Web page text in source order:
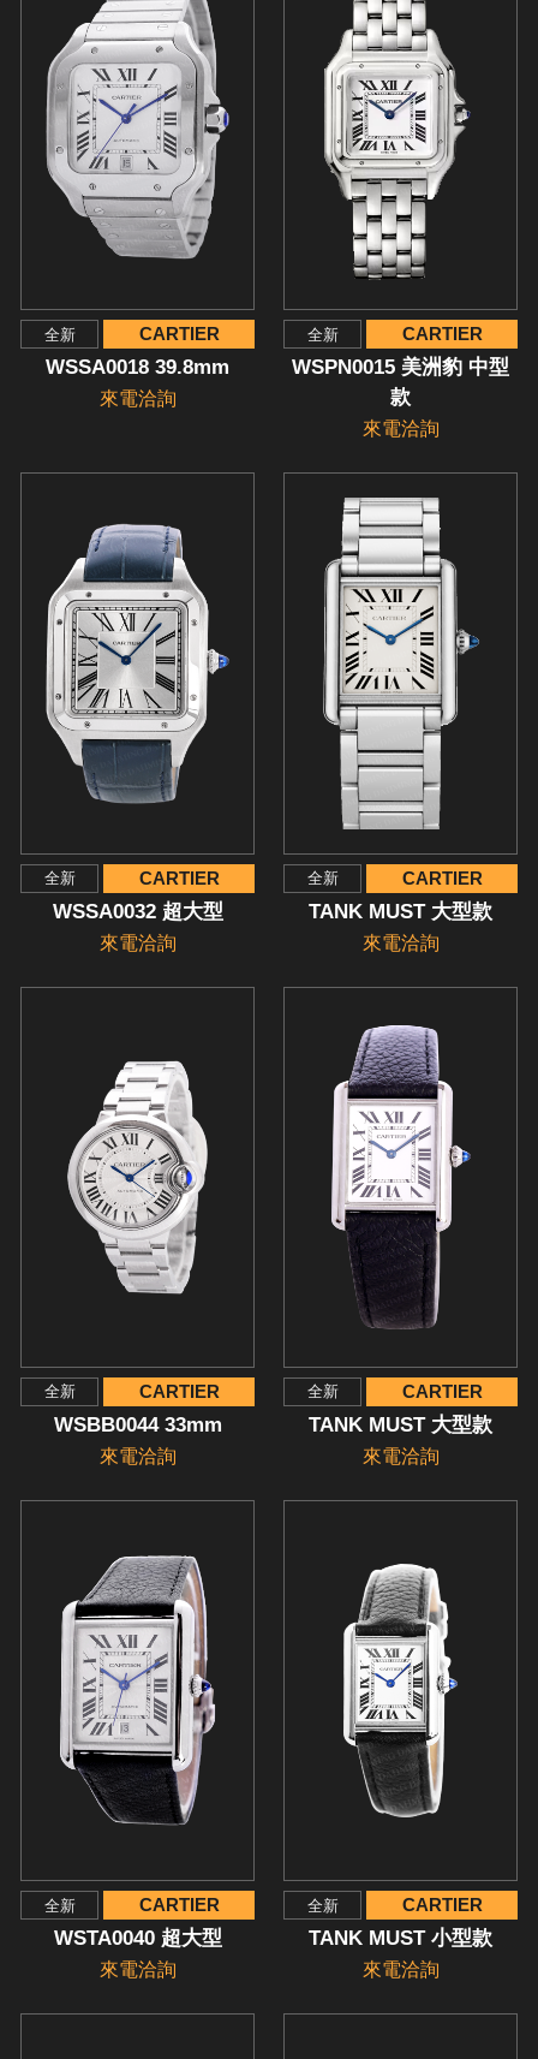
全新 CARTIER
WSSA0018 39.8mm
來電洽詢
全新 CARTIER
WSPN0015 美洲豹 中型
款
來電洽詢
全新 CARTIER
WSSA0032 超大型
來電洽詢
全新 CARTIER
TANK MUST 大型款
來電洽詢
全新 CARTIER
WSBB0044 33mm
來電洽詢
全新 CARTIER
TANK MUST 大型款
來電洽詢
全新 CARTIER
WSTA0040 超大型
來電洽詢
全新 CARTIER
TANK MUST 小型款
來電洽詢